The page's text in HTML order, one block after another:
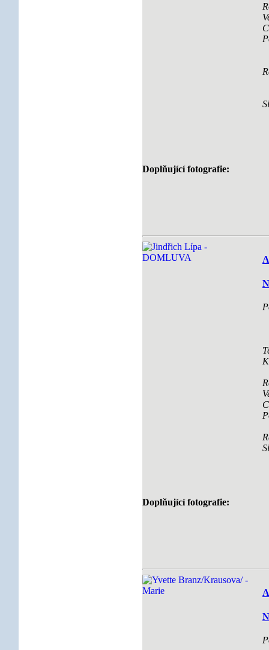
Doplňující fotografie:
Doplňující fotografie: